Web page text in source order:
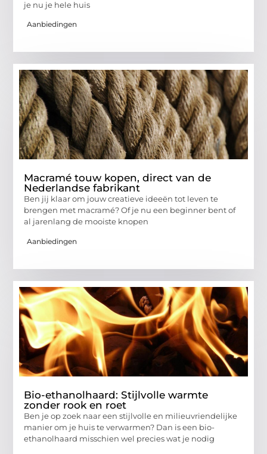
je nu je hele huis
Aanbiedingen
Macramé touw kopen, direct van de
Nederlandse fabrikant
Ben jij klaar om jouw creatieve ideeën tot leven te
brengen met macramé? Of je nu een beginner bent of
al jarenlang de mooiste knopen
Aanbiedingen
Bio-ethanolhaard: Stijlvolle warmte
zonder rook en roet
Ben je op zoek naar een stijlvolle en milieuvriendelijke
manier om je huis te verwarmen? Dan is een bio-
ethanolhaard misschien wel precies wat je nodig